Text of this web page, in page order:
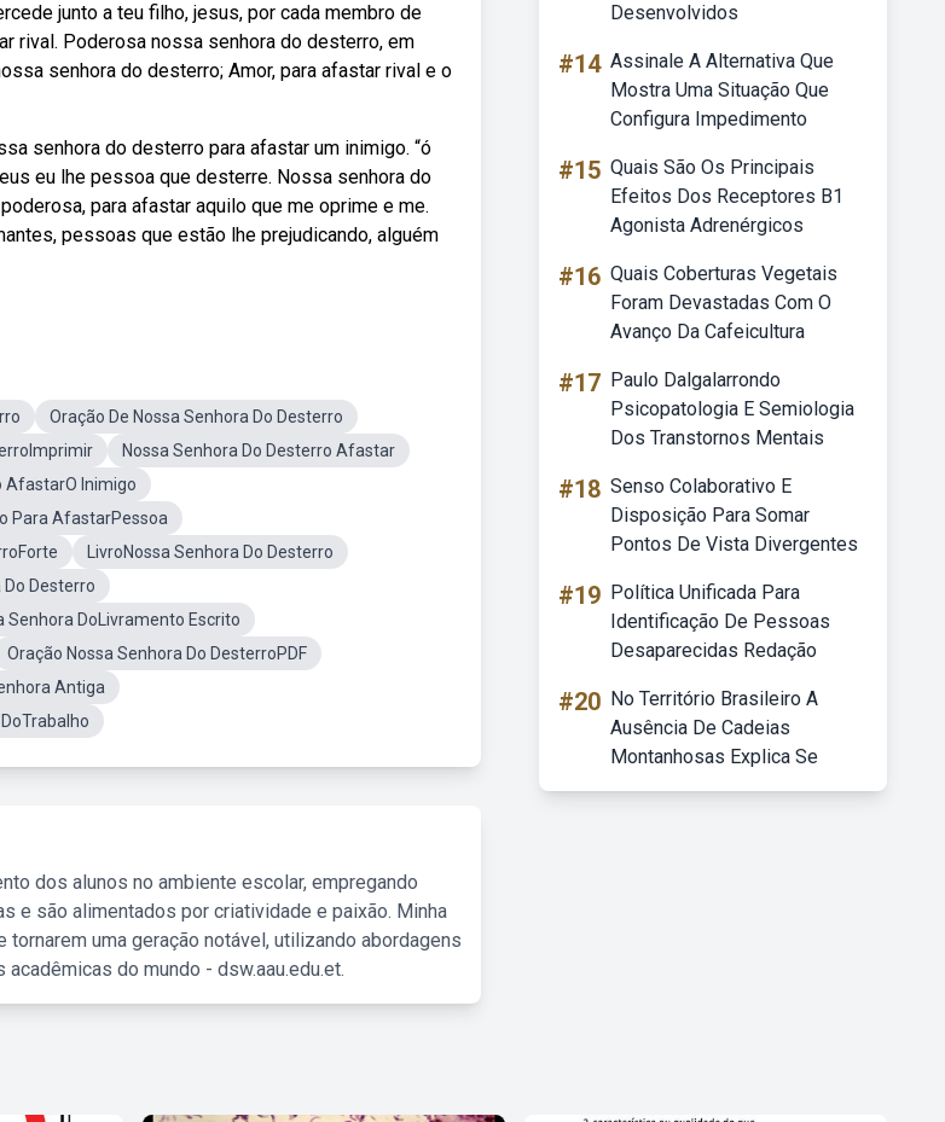
junto a teu filho, jesus, por cada membro de
rival. Poderosa nossa senhora do desterro, em
senhora do desterro; Amor, para afastar rival e o
senhora do desterro para afastar um inimigo. “ó
eu lhe pessoa que desterre. Nossa senhora do
para afastar aquilo que me oprime e me.
pessoas que estão lhe prejudicando, alguém
Oração De Nossa Senhora Do Desterro
Nossa Senhora Do Desterro Afastar
AfastarO Inimigo
Para AfastarPessoa
LivroNossa Senhora Do Desterro
Desterro
Senhora DoLivramento Escrito
Oração Nossa Senhora Do DesterroPDF
Antiga
dos alunos no ambiente escolar, empregando
e são alimentados por criatividade e paixão. Minha
uma geração notável, utilizando abordagens
do mundo - dsw.aau.edu.et.
Desenvolvidos
#14 Assinale A Alternativa Que
Mostra Uma Situação Que
Configura Impedimento
#15 Quais São Os Principais
Efeitos Dos Receptores B1
Agonista Adrenérgicos
#16 Quais Coberturas Vegetais
Foram Devastadas Com O
Avanço Da Cafeicultura
#17 Paulo Dalgalarrondo
Psicopatologia E Semiologia
Dos Transtornos Mentais
#18 Senso Colaborativo E
Disposição Para Somar
Pontos De Vista Divergentes
#19 Política Unificada Para
Identificação De Pessoas
Desaparecidas Redação
#20 No Território Brasileiro A
Ausência De Cadeias
Montanhosas Explica Se